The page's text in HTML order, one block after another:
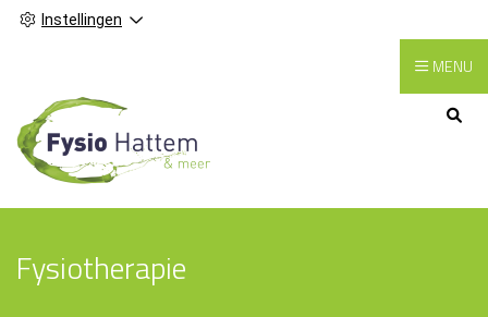
Instellingen
Hoofdmenu
MENU
Fysiotherapie